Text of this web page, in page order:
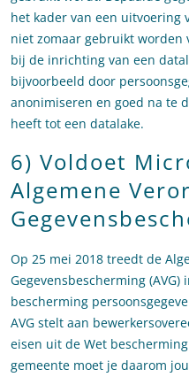
het kader van een uitvoering
niet zomaar gebruikt worden
bij de inrichting van een
bijvoorbeeld door
anonimiseren en goed na te
heeft tot een datalake.
6) Voldoet
Algemene
Op 25 mei 2018 treedt de
Gegevensbescherming (AVG)
bescherming
AVG stelt aan
eisen uit de Wet
gemeente moet je daarom